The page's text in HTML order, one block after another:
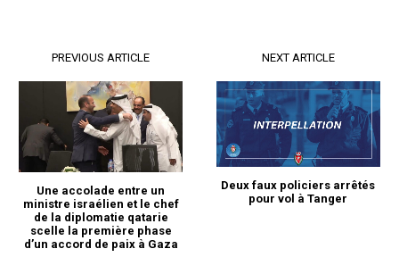
PREVIOUS ARTICLE
Une accolade entre un
ministre israélien et le chef
de la diplomatie qatarie
scelle la première phase
d’un accord de paix à Gaza
NEXT ARTICLE
Deux faux policiers arrêtés
pour vol à Tanger